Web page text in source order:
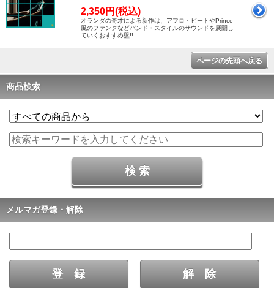
2,350円(税込)
オランダの奇才による新作は、アフロ・ビートやPrince
風のファンクなどバンド・スタイルのサウンドを展開し
ていくおすすめ盤!!
ページの先頭へ戻る
商品検索
メルマガ登録・解除